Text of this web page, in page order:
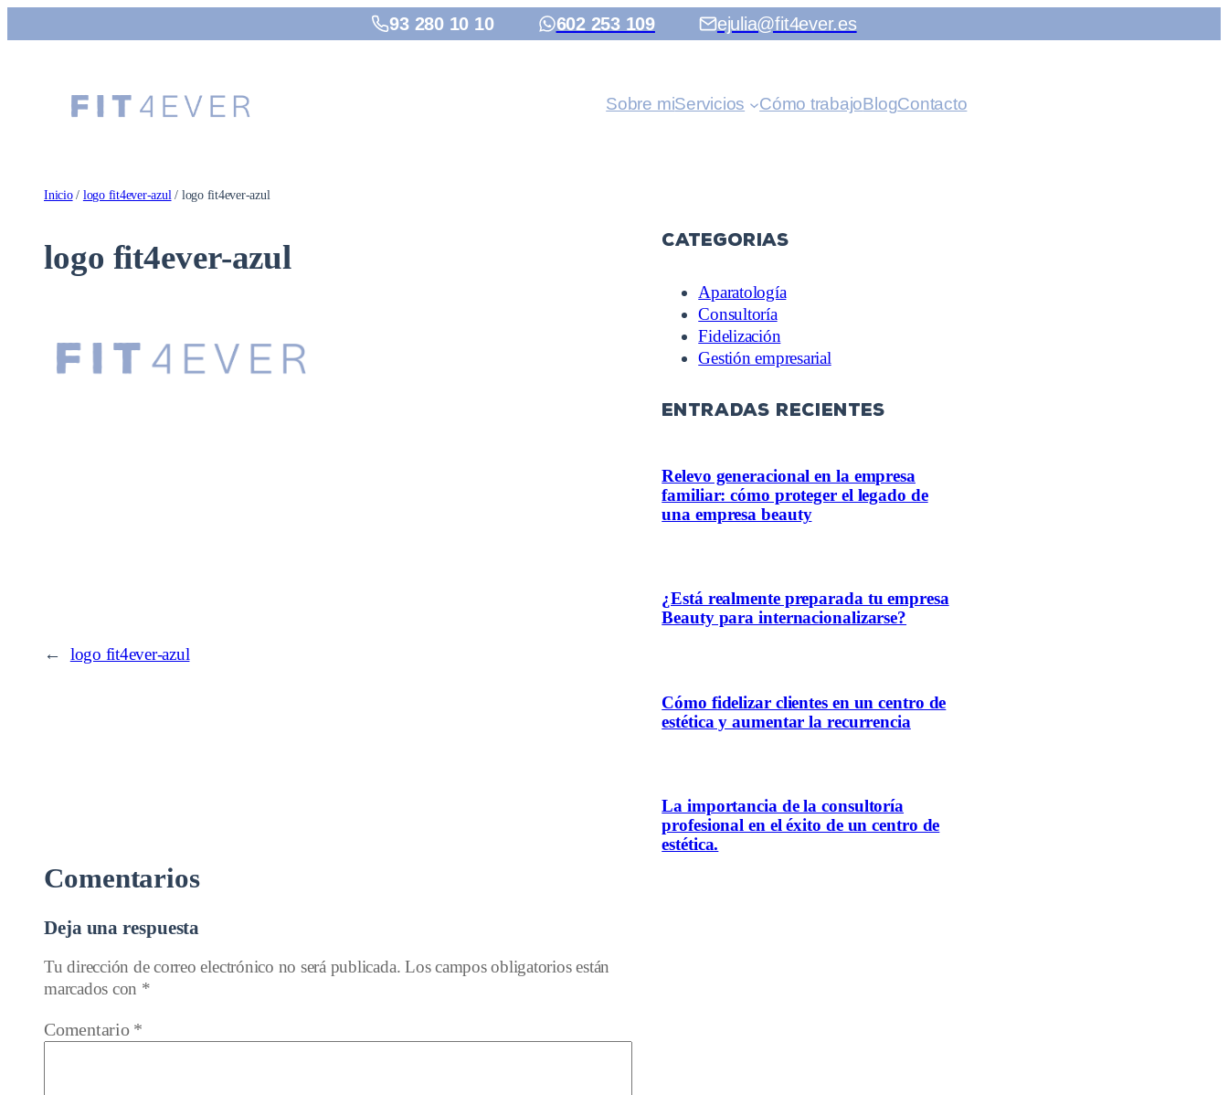
al
93 280 10 10 602 253 109 ejulia@fit4ever.es
Sobre miServicios Cómo trabajoBlogContacto
Inicio/ logo fit4ever-azul / logo fit4ever-azul
logo fit4ever-azul
← logo fit4ever-azul
Comentarios
Deja una respuesta
Tu dirección de correo electrónico no será publicada. Los campos obligatorios están
marcados con *
Comentario *
Categorias
Aparatología
Consultoría
Fidelización
Gestión empresarial
entradas recientes
Relevo generacional en la empresa
familiar: cómo proteger el legado de
una empresa beauty
¿Está realmente preparada tu empresa
Beauty para internacionalizarse?
Cómo fidelizar clientes en un centro de
estética y aumentar la recurrencia
La importancia de la consultoría
profesional en el éxito de un centro de
estética.